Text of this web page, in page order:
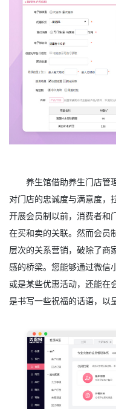
养生馆借助养生门店管
对门店的忠诚度与满意度，
开展会员制以前，消费者和
在买和卖的关联。然而会员
层次的关系营销，破除了商
感的桥梁。您能够通过微信
或是某些优惠活动，还能在
是书写一些祝福的话语，以